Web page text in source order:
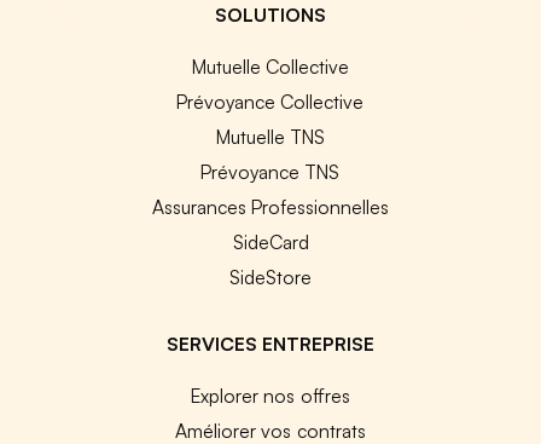
SOLUTIONS
Mutuelle Collective
Prévoyance Collective
Mutuelle TNS
Prévoyance TNS
Assurances Professionnelles
SideCard
SideStore
SERVICES ENTREPRISE
Explorer nos offres
Améliorer vos contrats